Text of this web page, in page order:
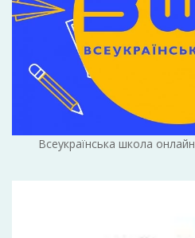
Всеукраїнська школа онлайн